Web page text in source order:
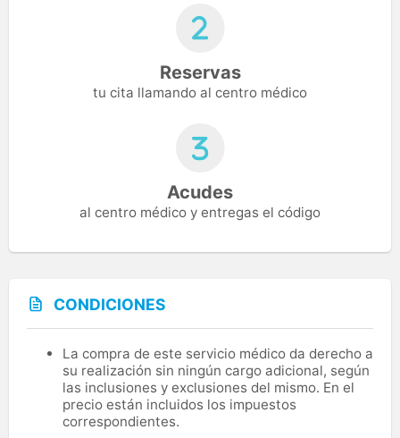
Reservas
tu cita llamando al centro médico
Acudes
al centro médico y entregas el código
CONDICIONES
La compra de este servicio médico da derecho a
su realización sin ningún cargo adicional, según
las inclusiones y exclusiones del mismo. En el
precio están incluidos los impuestos
correspondientes.